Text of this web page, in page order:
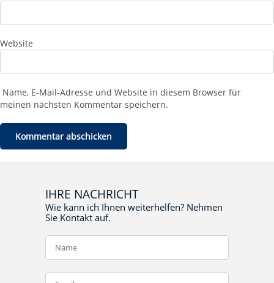
Website
Name, E-Mail-Adresse und Website in diesem Browser für
meinen nächsten Kommentar speichern.
IHRE NACHRICHT
Wie kann ich Ihnen weiterhelfen? Nehmen
Sie Kontakt auf.